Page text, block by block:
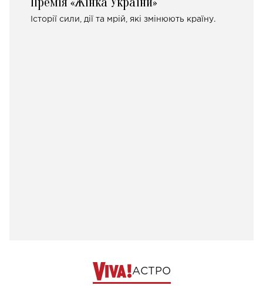
Історії сили, дії та мрій, які змінюють країну.
АСТРО